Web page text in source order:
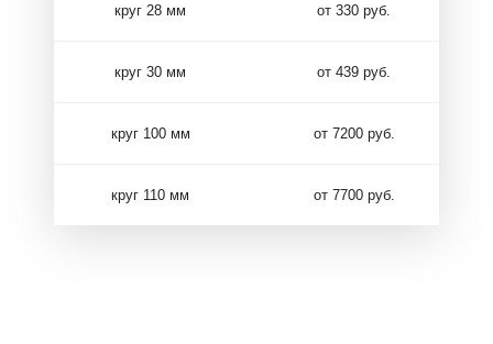
круг 28 мм от 330 руб.
круг 30 мм от 439 руб.
круг 100 мм от 7200 руб.
круг 110 мм от 7700 руб.